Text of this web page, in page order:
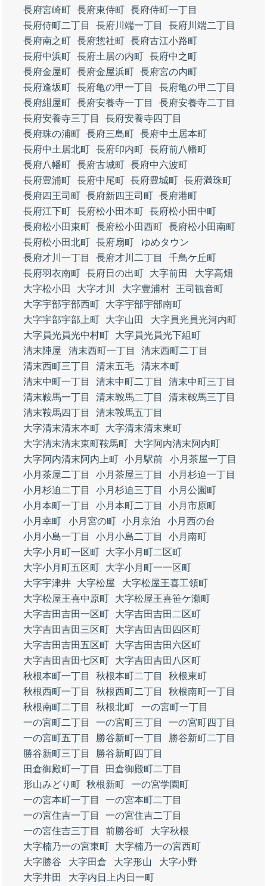
長府宮崎町 長府東侍町 長府侍町一丁目
長府侍町二丁目
長府川端一丁目
長府川端二丁目
長府南之町 長府惣社町 長府古江小路町
長府中浜町 長府土居の内町 長府中之町
長府金屋町 長府金屋浜町 長府宮の内町
長府逢坂町 長府亀の甲一丁目
長府亀の甲二丁目
長府紺屋町 長府安養寺一丁目
長府安養寺二丁目
長府安養寺三丁目
長府安養寺四丁目
長府珠の浦町 長府三島町 長府中土居本町
長府中土居北町 長府印内町 長府前八幡町
長府八幡町 長府古城町 長府中六波町
長府豊浦町 長府中尾町 長府豊城町 長府満珠町
長府四王司町 長府新四王司町 長府港町
長府江下町 長府松小田本町 長府松小田中町
長府松小田東町 長府松小田西町 長府松小田南町
長府松小田北町 長府扇町
ゆめタウン
長府才川一丁目
長府才川二丁目
千鳥ケ丘町
長府羽衣南町 長府日の出町 大字前田
大字高畑
大字松小田
大字才川 大字豊浦村
王司観音町
大字宇部宇部西町
大字宇部宇部南町
大字宇部宇部上町
大字山田
大字員光員光河内町
大字員光員光中村町
大字員光員光下組町
清末陣屋
清末西町一丁目
清末西町二丁目
清末西町三丁目
清末五毛
清末本町
清末中町一丁目
清末中町二丁目
清末中町三丁目
清末鞍馬一丁目
清末鞍馬二丁目
清末鞍馬三丁目
清末鞍馬四丁目
清末鞍馬五丁目
大字清末清末本町
大字清末清末東町
大字清末清末東町鞍馬町
大字阿内清末阿内町
大字阿内清末阿内上町 小月駅前
小月茶屋一丁目
小月茶屋二丁目
小月茶屋三丁目
小月杉迫一丁目
小月杉迫二丁目
小月杉迫三丁目
小月公園町
小月本町一丁目
小月本町二丁目
小月市原町
小月幸町
小月宮の町 小月京泊
小月西の台
小月小島一丁目
小月小島二丁目
小月南町
大字小月町一区町
大字小月町二区町
大字小月町五区町
大字小月町一一区町
大字宇津井
大字松屋
大字松屋王喜工領町
大字松屋王喜中原町
大字松屋王喜笹ケ瀬町
大字吉田吉田一区町
大字吉田吉田二区町
大字吉田吉田三区町
大字吉田吉田四区町
大字吉田吉田五区町
大字吉田吉田六区町
大字吉田吉田七区町
大字吉田吉田八区町
秋根本町一丁目
秋根本町二丁目
秋根東町
秋根西町一丁目
秋根西町二丁目
秋根南町一丁目
秋根南町二丁目
秋根北町
一の宮町一丁目
一の宮町二丁目
一の宮町三丁目
一の宮町四丁目
一の宮町五丁目
勝谷新町一丁目
勝谷新町二丁目
勝谷新町三丁目
勝谷新町四丁目
田倉御殿町一丁目
田倉御殿町二丁目
形山みどり町 秋根新町
一の宮学園町
一の宮本町一丁目
一の宮本町二丁目
一の宮住吉一丁目
一の宮住吉二丁目
一の宮住吉三丁目
前勝谷町
大字秋根
大字楠乃一の宮東町
大字楠乃一の宮西町
大字勝谷
大字田倉 大字形山
大字小野
大字井田
大字内日上内日一町